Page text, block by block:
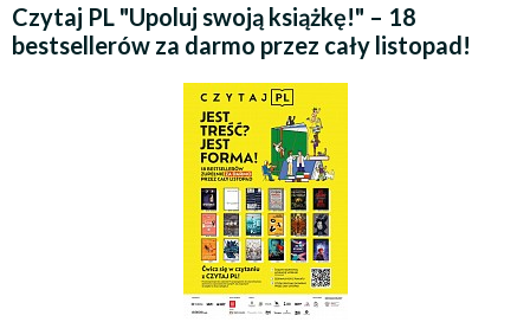
Czytaj PL "Upoluj swoją książkę!" – 18
bestsellerów za darmo przez cały listopad!